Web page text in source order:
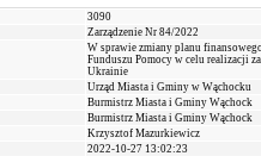
3090
Zarządzenie Nr 84/2022
W sprawie zmiany planu
Funduszu Pomocy w celu realizacji
Ukrainie
Urząd Miasta i Gminy w Wąchocku
Burmistrz Miasta i Gminy Wąchock
Burmistrz Miasta i Gminy Wąchock
Krzysztof Mazurkiewicz
2022-10-27 13:02:23